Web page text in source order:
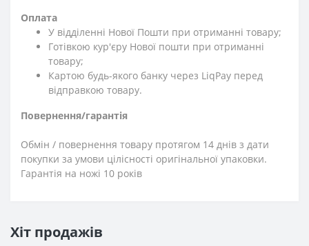
Оплата
У відділенні Нової Пошти при отриманні товару;
Готівкою кур'єру Нової пошти при отриманні
товару;
Картою будь-якого банку через LiqPay перед
відправкою товару.
Повернення/гарантія
Обмін / повернення товару протягом 14 днів з дати
покупки за умови цілісності оригінальної упаковки.
Гарантія на ножі 10 років
Хіт продажів